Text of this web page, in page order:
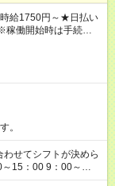
給1750円～★日払い
働開始時は手続き完
。
15：00 9：00～